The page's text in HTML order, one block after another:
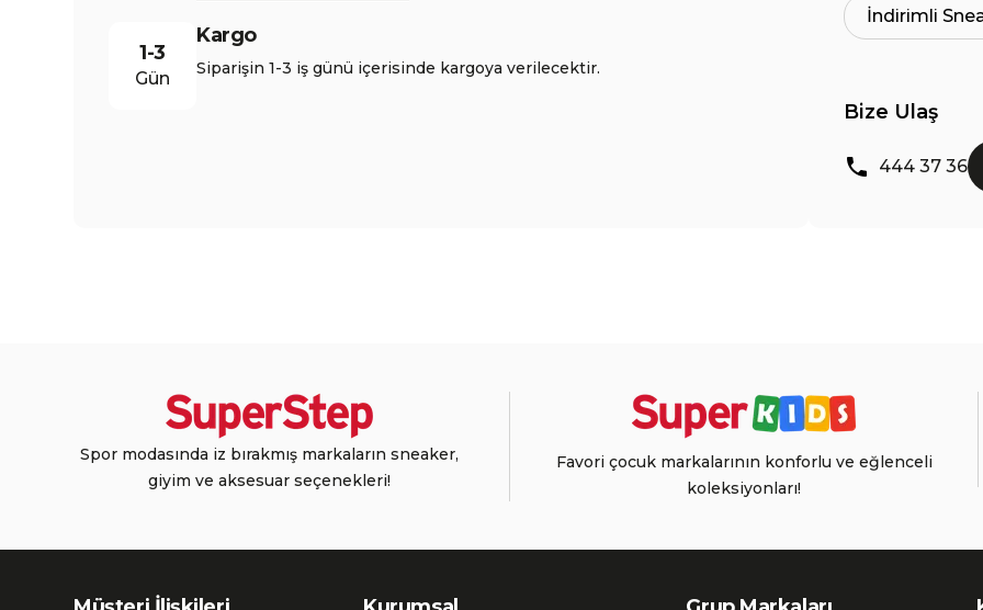
1-3
Gün
Kargo
Siparişin 1-3 iş günü içerisinde kargoya verilecektir.
İndirimli
Bize Ulaş
444 37 36
Spor modasında iz bırakmış markaların sneaker,
giyim ve aksesuar seçenekleri!
Favori çocuk markalarının konforlu ve eğlenceli
koleksiyonları!